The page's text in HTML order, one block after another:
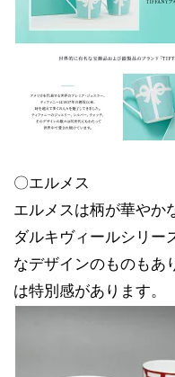
〇エルメス
エルメスは柄が華やか
ダルキヴィールシリー
なデザインのものもあ
は特別感があります。